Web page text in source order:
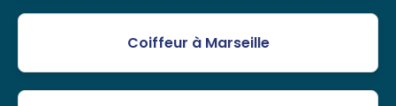
Coiffeur à Marseille